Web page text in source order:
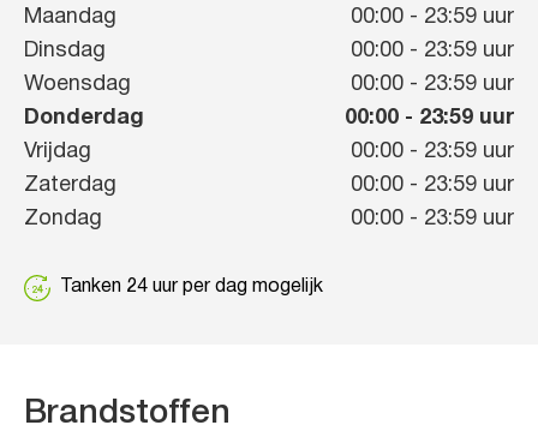
Maandag 00:00 - 23:59 uur
Dinsdag
00:00 - 23:59 uur
Woensdag
00:00 - 23:59 uur
Donderdag
00:00 - 23:59 uur
Vrijdag
00:00 - 23:59 uur
Zaterdag
00:00 - 23:59 uur
Zondag
00:00 - 23:59 uur
Tanken 24 uur per dag mogelijk
Brandstoffen